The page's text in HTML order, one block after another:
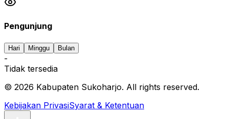
Pengunjung
Hari Minggu Bulan
-
Tidak tersedia
© 2026 Kabupaten Sukoharjo. All rights reserved.
Kebijakan PrivasiSyarat & Ketentuan